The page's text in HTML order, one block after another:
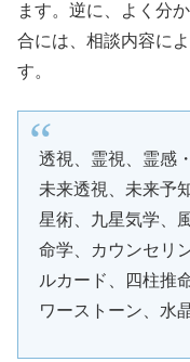
ます。逆に、よく分
合には、相談内容に
す。
透視、霊視、霊感
未来透視、未来予
星術、九星気学、
命学、カウンセリ
ルカード、四柱推
ワーストーン、水